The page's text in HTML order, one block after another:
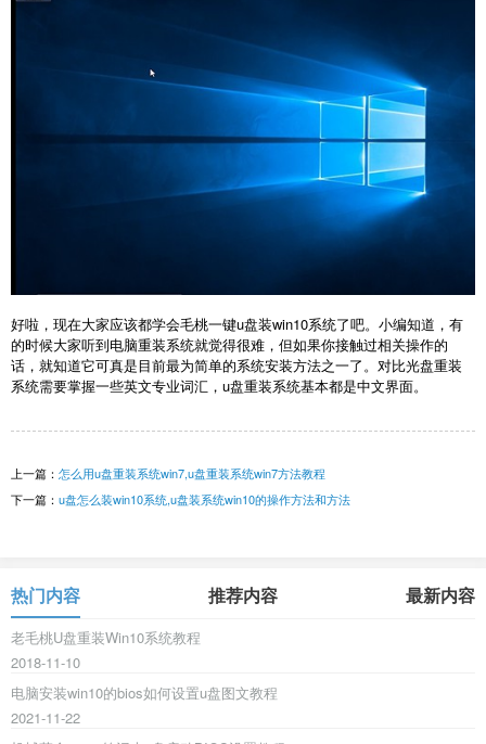
好啦，现在大家应该都学会毛桃一键u盘装win10系统了吧。小编知道，有
的时候大家听到电脑重装系统就觉得很难，但如果你接触过相关操作的
话，就知道它可真是目前最为简单的系统安装方法之一了。对比光盘重装
系统需要掌握一些英文专业词汇，u盘重装系统基本都是中文界面。
上一篇： 怎么用u盘重装系统win7,u盘重装系统win7方法教程
下一篇： u盘怎么装win10系统,u盘装系统win10的操作方法和方法
热门内容 推荐内容 最新内容
老毛桃U盘重装Win10系统教程
2018-11-10
电脑安装win10的bios如何设置u盘图文教程
2021-11-22